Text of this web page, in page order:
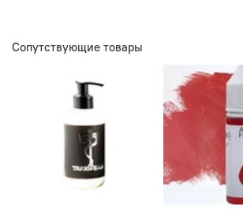
Сопутствующие товары